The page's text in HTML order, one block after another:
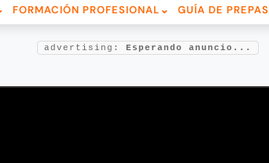
FORMACIÓN PROFESIONAL GUÍA DE PREPAS
advertising: Esperando anuncio...